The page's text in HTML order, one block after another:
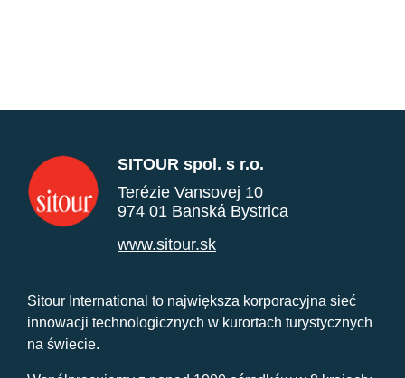
SITOUR spol. s r.o.
Terézie Vansovej 10
974 01 Banská Bystrica
www.sitour.sk
Sitour International to największa korporacyjna sieć
innowacji technologicznych w kurortach turystycznych
na świecie.